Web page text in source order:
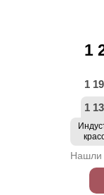
1
1
1
Нашли